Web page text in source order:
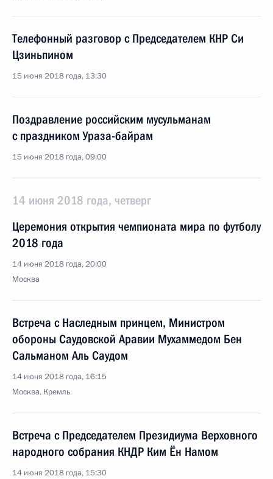
Телефонный разговор с Председателем КНР Си
Цзиньпином
15 июня 2018 года, 13:30
Поздравление российским мусульманам
с праздником Ураза-байрам
15 июня 2018 года, 09:00
14 июня 2018 года, четверг
Церемония открытия чемпионата мира по футболу
2018 года
14 июня 2018 года, 20:00
Москва
Встреча с Наследным принцем, Министром
обороны Саудовской Аравии Мухаммедом Бен
Сальманом Аль Саудом
14 июня 2018 года, 16:15
Москва, Кремль
Встреча с Председателем Президиума Верховного
народного собрания КНДР Ким Ён Намом
14 июня 2018 года, 15:30